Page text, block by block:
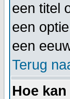
een titel
een
een
Terug
Hoe